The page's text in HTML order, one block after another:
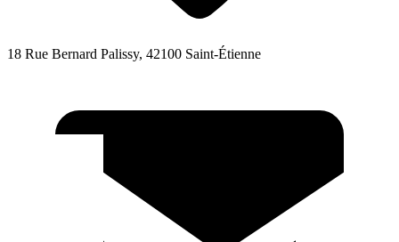
18 Rue Bernard Palissy, 42100 Saint-Étienne